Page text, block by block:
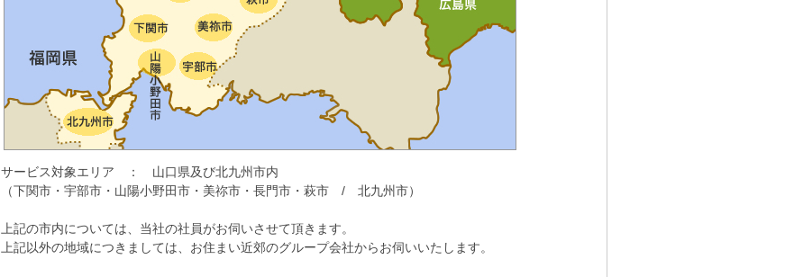
サービス対象エリア ： 山口県及び北九州市内
（下関市・宇部市・山陽小野田市・美祢市・長門市・萩市 / 北九州市）
上記の市内については、当社の社員がお伺いさせて頂きます。
上記以外の地域につきましては、お住まい近郊のグループ会社からお伺いいたします。